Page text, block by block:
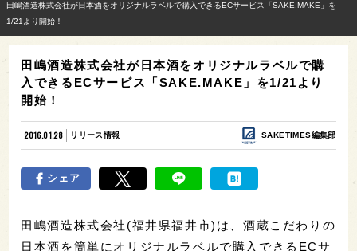
田嶋酒造株式会社が日本酒をオリジナルラベルで購入できるECサービス「SAKE.MAKE」を
1/21より開始！
田嶋酒造株式会社が日本酒をオリジナルラベルで購
入できるECサービス「SAKE.MAKE」を1/21より
開始！
2016.01.28 リリース情報 SAKETIMES編集部
シェア
田嶋酒造株式会社(福井県福井市)は、酒蔵こだわりの
日本酒を簡単にオリジナルラベルで購入できるECサ